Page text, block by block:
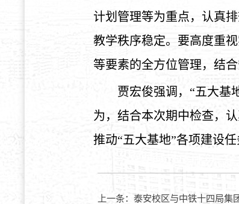
计划管理等为重点，认真
教学秩序稳定。要高度重
等要素的全方位管理，结
贾宏俊强调，“五大基
为，结合本次期中检查，
推动“五大基地”各项建设任
上一条： 泰安校区与中铁十四局集